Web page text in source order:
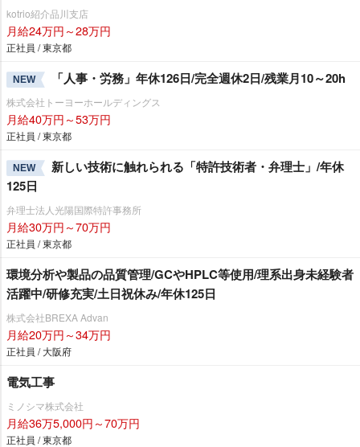
kotrio紹介品川支店
月給24万円～28万円
正社員 / 東京都
NEW 「人事・労務」年休126日/完全週休2日/残業月10～20h
株式会社トーヨーホールディングス
月給40万円～53万円
正社員 / 東京都
NEW
新しい技術に触れられる「特許技術者・弁理士」/年休
125日
弁理士法人光陽国際特許事務所
月給30万円～70万円
正社員 / 東京都
環境分析や製品の品質管理/GCやHPLC等使用/理系出身未経験者
活躍中/研修充実/土日祝休み/年休125日
株式会社BREXA Advan
月給20万円～34万円
正社員 / 大阪府
電気工事
ミノシマ株式会社
月給36万5,000円～70万円
正社員 / 東京都